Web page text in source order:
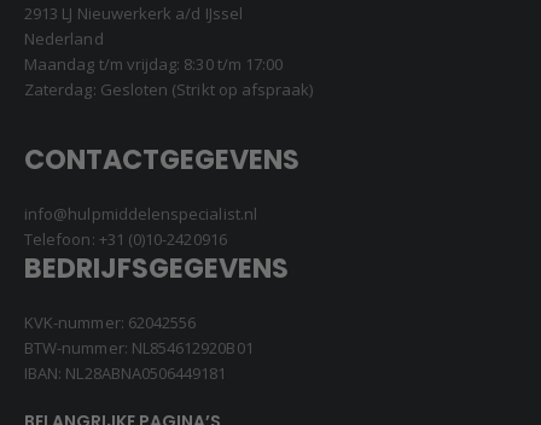
2913 LJ Nieuwerkerk a/d IJssel
Nederland
Maandag t/m vrijdag: 8:30 t/m 17:00
Zaterdag: Gesloten (Strikt op afspraak)
CONTACTGEGEVENS
info@hulpmiddelenspecialist.nl
Telefoon: +31 (0)10-2420916
BEDRIJFSGEGEVENS
KVK-nummer: 62042556
BTW-nummer: NL854612920B01
IBAN: NL28ABNA0506449181